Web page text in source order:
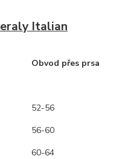
Italian
Obvod přes prsa
52-56
56-60
60-64